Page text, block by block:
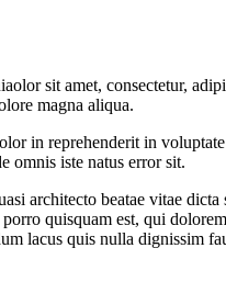
sit amet, consectetur,
magna aliqua.
in reprehenderit in
omnis iste natus error sit.
architecto beatae vitae
quisquam est, qui
lacus quis nulla dignissim